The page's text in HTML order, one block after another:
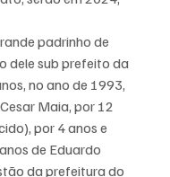
padrinho de
dele sub prefeito da
no ano de 1993,
Maia, por 12
por 4 anos e
de Eduardo
da prefeitura do